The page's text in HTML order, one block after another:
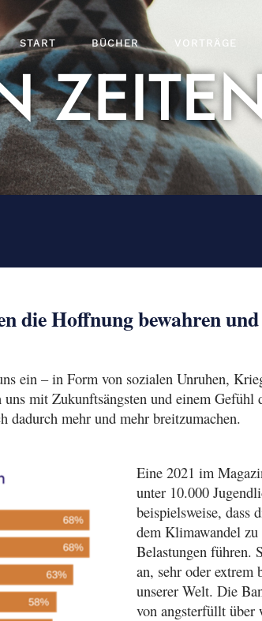
START BÜCHER VORTRÄGE
die Hoffnung bewahren
ein – in Form von sozialen Unruhen,
mit Zukunftsängsten und einem
dadurch mehr und mehr breitzumachen.
Eine 2021 im
unter 10.000
beispielsweise, dass
dem Klimawandel zu
Belastungen führen.
an, sehr oder extrem
unserer Welt. Die
von angsterfüllt über